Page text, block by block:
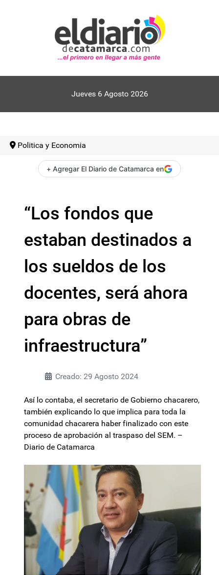
Jueves 6 Agosto 2026
Politica y Economia
+ Agregar El Diario de Catamarca en
“Los fondos que
estaban destinados a
los sueldos de los
docentes, será ahora
para obras de
infraestructura”
Creado: 29 Agosto 2024
Así lo contaba, el secretario de Gobierno chacarero,
también explicando lo que implica para toda la
comunidad chacarera haber finalizado con este
proceso de aprobación al traspaso del SEM. –
Diario de Catamarca